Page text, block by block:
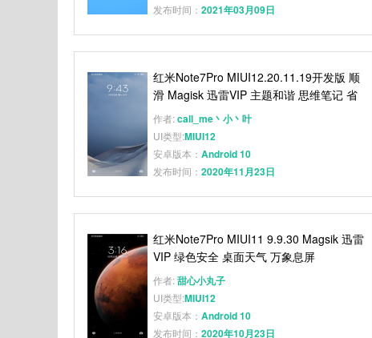
发布时间： 2021年03月09日
红米Note7Pro MIUI12.20.11.19开发版 顺
滑 Magisk 迅雷VIP 主题和谐 思维笔记 省
电 秒截图
作者:call_me丶小丶叶
UI类型:MIUI12
安卓版本： Android 10
发布时间： 2020年11月23日
红米Note7Pro MIUI11 9.9.30 Magsik 迅雷
VIP 绿色安全 桌面天气 万象息屏
作者:甜心小丸子
UI类型:MIUI12
安卓版本： Android 10
发布时间： 2020年10月23日